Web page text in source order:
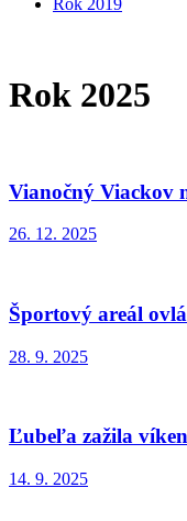
Rok 2019
Rok 2025
Vianočný Viackov
26. 12. 2025
Športový areál
28. 9. 2025
Ľubeľa zažila
14. 9. 2025